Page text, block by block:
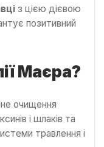
з цією дієвою
позитивний
Маєра?
очищення
і шлаків та
травлення і